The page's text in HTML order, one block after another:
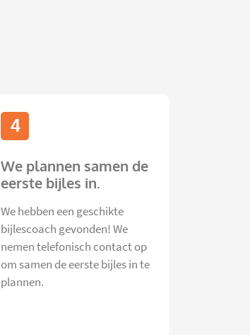
4
We plannen samen de
eerste bijles in.
We hebben een geschikte
bijlescoach gevonden! We
nemen telefonisch contact op
om samen de eerste bijles in te
plannen.